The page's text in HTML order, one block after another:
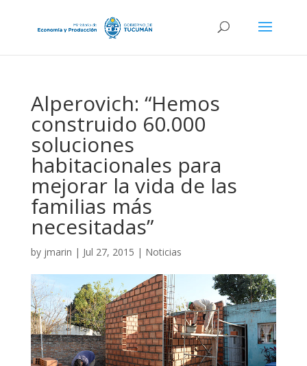
Alperovich: “Hemos
construido 60.000
soluciones
habitacionales para
mejorar la vida de las
familias más
necesitadas”
by jmarin | Jul 27, 2015 | Noticias